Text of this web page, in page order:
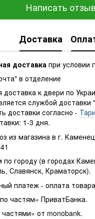
Написать отзыв
Доставка
доставка при условии
в отделение
доставка к двери по
службой доставки
доставки согласно -
1-3 дня.
из магазина в г.
по городу (в городах
Славянск, Краматорск).
платеж - оплата
частям» ПриватБанка.
частями» от monobank.